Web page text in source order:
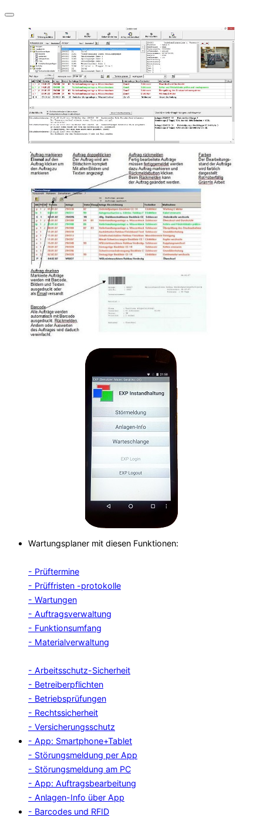
Navigation
umschalten
Wartungsplaner mit diesen Funktionen:
- Prüftermine
- Prüffristen -protokolle
- Wartungen
- Auftragsverwaltung
- Funktionsumfang
- Materialverwaltung
- Arbeitsschutz-Sicherheit
- Betreiberpflichten
- Betriebsprüfungen
- Rechtssicherheit
- Versicherungsschutz
- App: Smartphone+Tablet
- Störungsmeldung per App
- Störungsmeldung am PC
- App: Auftragsbearbeitung
- Anlagen-Info über App
- Barcodes und RFID